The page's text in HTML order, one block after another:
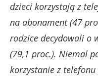
dzieci korzystają z
na abonament (47
rodzice decydowali o
(79,1 proc.). Niemal
korzystanie z telefonu